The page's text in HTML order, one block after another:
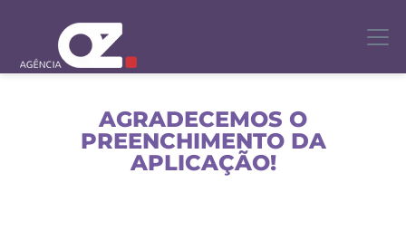
AGRADECEMOS O
PREENCHIMENTO DA
APLICAÇÃO!